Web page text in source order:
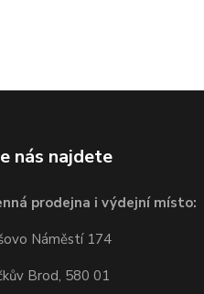
nás najdete
prodejna i výdejní místo:
Náměstí 174
Brod, 580 01